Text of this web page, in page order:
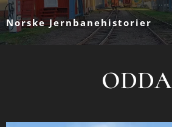
Norske Jernbanehistorier
ODDA